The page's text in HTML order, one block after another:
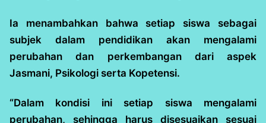
Ia menambahkan bahwa setiap siswa sebagai
subjek dalam pendidikan akan mengalami
perubahan dan perkembangan dari aspek
Jasmani, Psikologi serta Kopetensi.
“Dalam kondisi ini setiap siswa mengalami
perubahan, sehingga harus disesuaikan sesuai